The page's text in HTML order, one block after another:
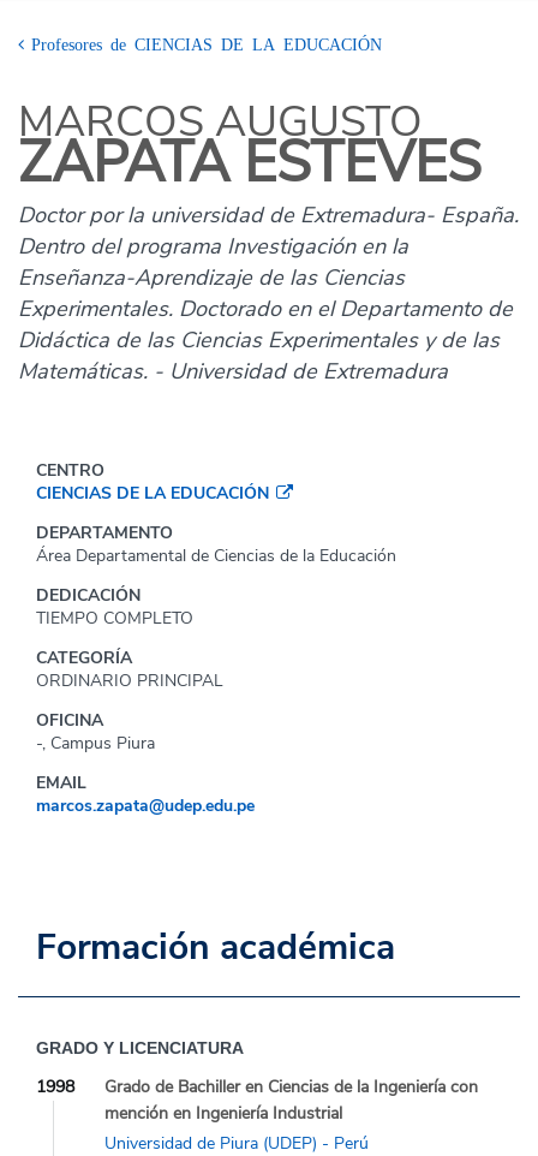
Profesores de CIENCIAS DE LA EDUCACIÓN
MARCOS AUGUSTO
ZAPATA ESTEVES
Doctor por la universidad de Extremadura- España.
Dentro del programa Investigación en la
Enseñanza-Aprendizaje de las Ciencias
Experimentales. Doctorado en el Departamento de
Didáctica de las Ciencias Experimentales y de las
Matemáticas. - Universidad de Extremadura
CENTRO
CIENCIAS DE LA EDUCACIÓN
DEPARTAMENTO
Área Departamental de Ciencias de la Educación
DEDICACIÓN
TIEMPO COMPLETO
CATEGORÍA
ORDINARIO PRINCIPAL
OFICINA
-, Campus Piura
EMAIL
marcos.zapata@udep.edu.pe
Formación académica
GRADO Y LICENCIATURA
1998
Grado de Bachiller en Ciencias de la Ingeniería con
mención en Ingeniería Industrial
Universidad de Piura (UDEP) - Perú